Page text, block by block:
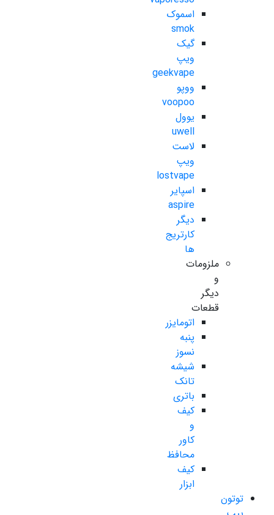
اسموک
smok
گیک
ویپ
geekvape
ووپو
voopoo
یوول
uwell
لاست
ویپ
lostvape
اسپایر
aspire
دیگر
کارتریج
ها
ملزومات
و
دیگر
قطعات
اتومایزر
پنبه
نسوز
شیشه
تانک
باتری
کیف
و
کاور
محافظ
کیف
ابزار
توتون